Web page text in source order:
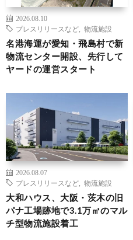
2026.08.10
プレスリリースなど
物流施設
名港海運が愛知・飛島村で新
物流センター開設、先行して
ヤードの運営スタート
2026.08.07
プレスリリースなど
物流施設
大和ハウス、大阪・茨木の旧
パナ工場跡地で3.1万㎡のマル
チ型物流施設着工